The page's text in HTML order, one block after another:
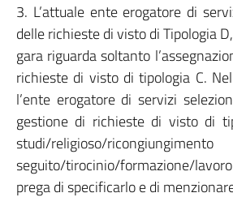
3. L’attuale ente erogatore di
delle richieste di visto di Tipologia
gara riguarda soltanto
richieste di visto di tipologia C.
l’ente erogatore di servizi
gestione di richieste di visto di
studi/religioso/
seguito/tirocinio/formazione/
prega di specificarlo e di